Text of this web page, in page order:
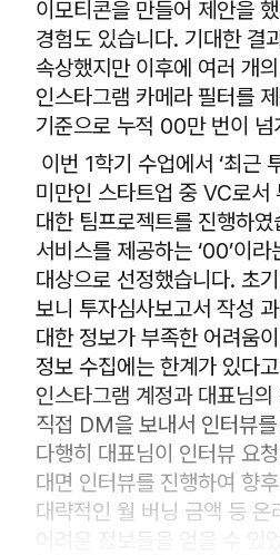
이모티콘을 만들어 제안을
경험도 있습니다. 기대한 결
속상했지만 이후에 여러 개
인스타그램 카메라 필터를
기준으로 누적 00만 번이 넘
이번 1학기 수업에서 ‘최근
미만인 스타트업 중 VC로서
대한 팀프로젝트를 진행하
서비스를 제공하는 ‘00’이
대상으로 선정했습니다. 초
보니 투자심사보고서 작성
대한 정보가 부족한 어려움
정보 수집에는 한계가 있다
인스타그램 계정과 대표님
직접 DM을 보내서 인터뷰
다행히 대표님이 인터뷰 요
대면 인터뷰를 진행하여 향
대략적인 월 버닝 금액 등 온
어려운 정보들을 얻을 수 있